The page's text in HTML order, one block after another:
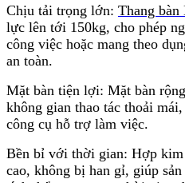
Chịu tải trọng lớn: Thang bàn
lực lên tới 150kg, cho phép
công việc hoặc mang theo
an toàn.
Mặt bàn tiện lợi: Mặt bàn
không gian thao tác thoải
công cụ hỗ trợ làm việc.
Bền bỉ với thời gian: Hợp kim
cao, không bị han gỉ, giúp